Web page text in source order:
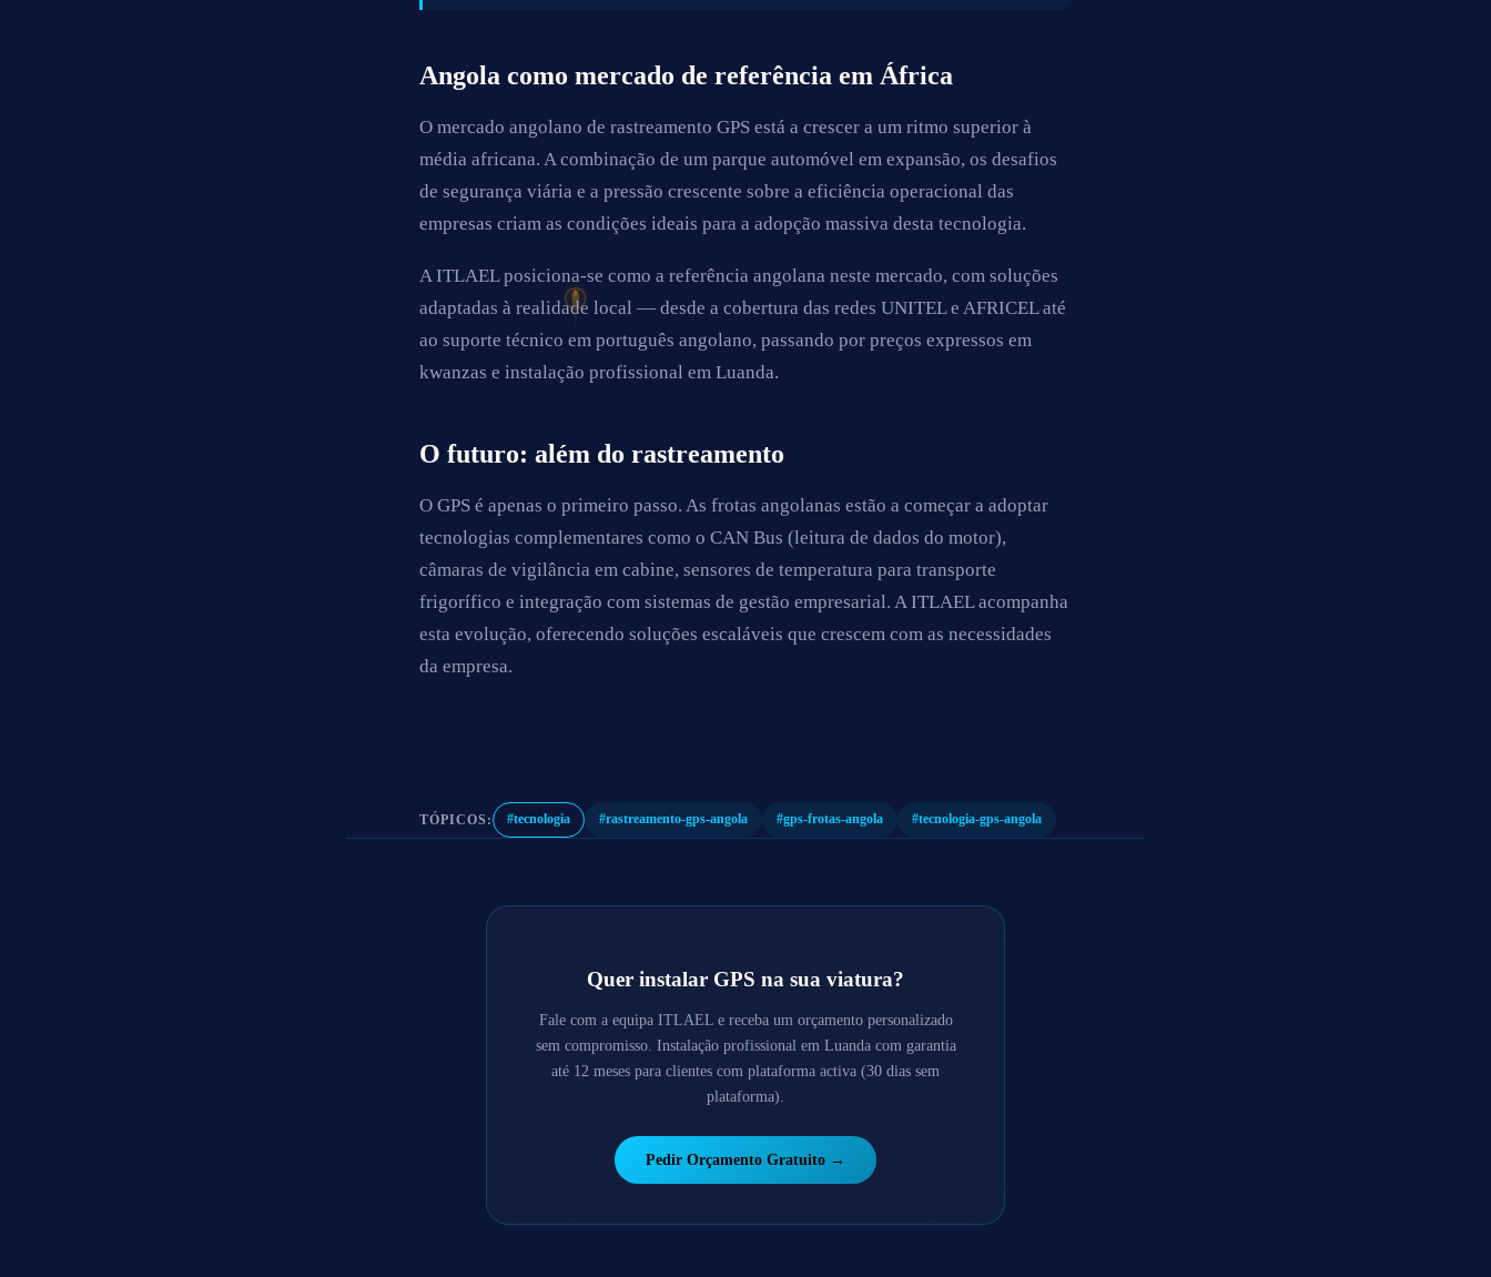
Angola como mercado de referência em África
O mercado angolano de rastreamento GPS está a crescer a um ritmo superior à
média africana. A combinação de um parque automóvel em expansão, os desafios
de segurança viária e a pressão crescente sobre a eficiência operacional das
empresas criam as condições ideais para a adopção massiva desta tecnologia.
A ITLAEL posiciona-se como a referência angolana neste mercado, com soluções
adaptadas à realidade local — desde a cobertura das redes UNITEL e AFRICEL até
ao suporte técnico em português angolano, passando por preços expressos em
kwanzas e instalação profissional em Luanda.
O futuro: além do rastreamento
O GPS é apenas o primeiro passo. As frotas angolanas estão a começar a adoptar
tecnologias complementares como o CAN Bus (leitura de dados do motor),
câmaras de vigilância em cabine, sensores de temperatura para transporte
frigorífico e integração com sistemas de gestão empresarial. A ITLAEL acompanha
esta evolução, oferecendo soluções escaláveis que crescem com as necessidades
da empresa.
TÓPICOS: #tecnologia #rastreamento-gps-angola #gps-frotas-angola #tecnologia-gps-angola
Quer instalar GPS na sua viatura?
Fale com a equipa ITLAEL e receba um orçamento personalizado
sem compromisso. Instalação profissional em Luanda com garantia
até 12 meses para clientes com plataforma activa (30 dias sem
plataforma).
Pedir Orçamento Gratuito →